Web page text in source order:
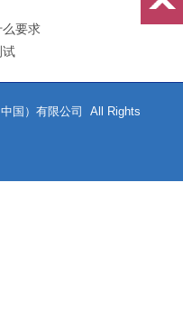
要求
试
国）有限公司 All Rights